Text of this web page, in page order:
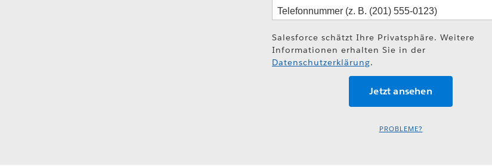
Salesforce schätzt Ihre Privatsphäre. Weitere
Informationen erhalten Sie in der
Datenschutzerklärung.
PROBLEME?